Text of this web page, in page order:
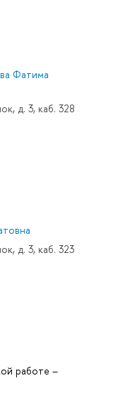
Фатима
д. 3, каб. 328
д. 3, каб. 323
работе –